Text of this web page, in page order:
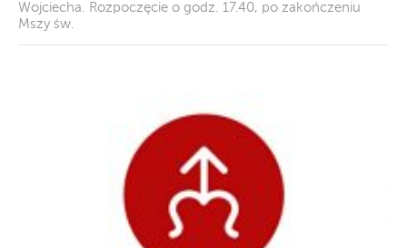
Wojciecha. Rozpoczęcie o godz. 17.40, po zakończeniu
Mszy św.